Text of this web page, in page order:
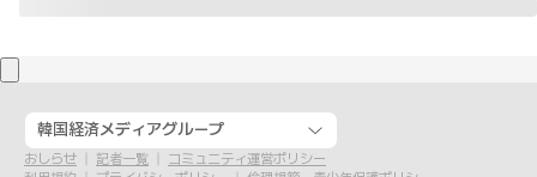
韓国経済メディアグループ
おしらせ 記者一覧
コミュニティ運営ポリシー